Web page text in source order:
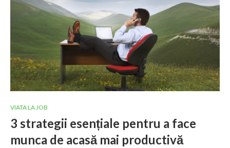
VIATA LA JOB
3 strategii esențiale pentru a face
munca de acasă mai productivă